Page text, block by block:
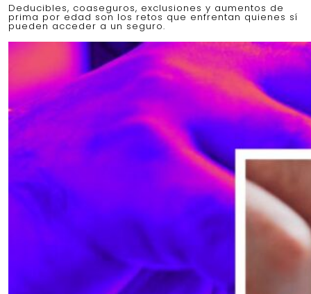
Deducibles, coaseguros, exclusiones y aumentos de
prima por edad son los retos que enfrentan quienes sí
pueden acceder a un seguro.